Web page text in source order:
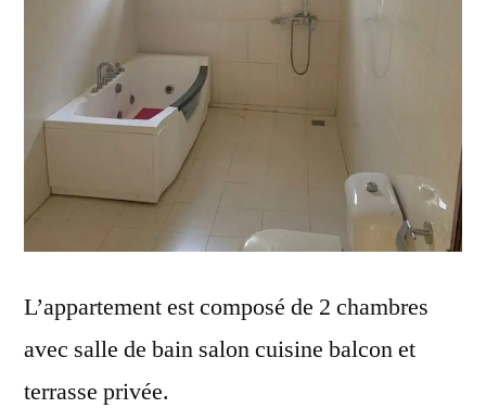
L’appartement est composé de 2 chambres
avec salle de bain salon cuisine balcon et
terrasse privée.